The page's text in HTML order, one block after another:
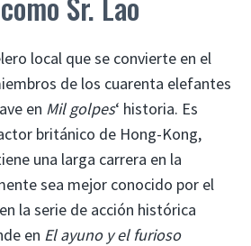
local que se convierte en el
de los cuarenta elefantes
en Mil golpes‘ historia. Es
británico de Hong-Kong,
una larga carrera en la
sea mejor conocido por el
la serie de acción histórica
en El ayuno y el furioso